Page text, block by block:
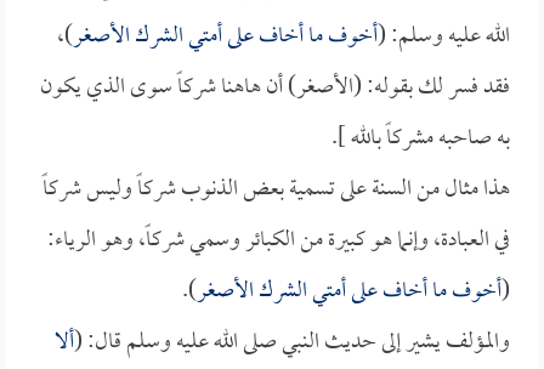
الله عليه وسلم: (أخوف ما أخاف على أمتي الشرك الأصغر)،
فقد فسر لك بقوله: (الأصغر) أن هاهنا شركاً سوى الذي يكون
به صاحبه مشركاً بالله ].
هذا مثال من السنة على تسمية بعض الذنوب شركاً وليس شركاً
في العبادة، وإنما هو كبيرة من الكبائر وسمي شركاً، وهو الرياء:
(أخوف ما أخاف على أمتي الشرك الأصغر).
والمؤلف يشير إلى حديث النبي صلى الله عليه وسلم قال: (ألا